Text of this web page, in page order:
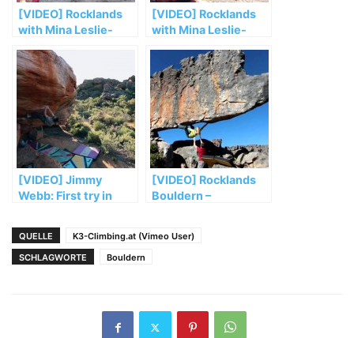
[VIDEO] Rocklands
with Mina Leslie-
[VIDEO] Rocklands
with Mina Leslie-
[VIDEO] Jimmy
Webb: First try in
[VIDEO] Rocklands
Bouldern –
QUELLE
K3-Climbing.at (Vimeo User)
SCHLAGWORTE
Bouldern